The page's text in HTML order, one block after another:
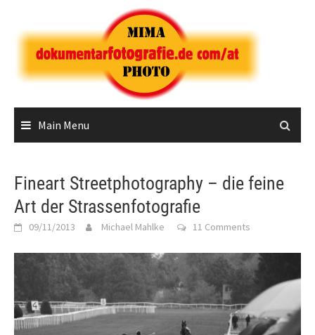
content
Main Menu
Fineart Streetphotography – die feine
Art der Strassenfotografie
09/11/2013 Michael Mahlke 11 Comments